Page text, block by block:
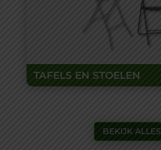
TAFELS EN STOELEN
BEKIJK ALLES